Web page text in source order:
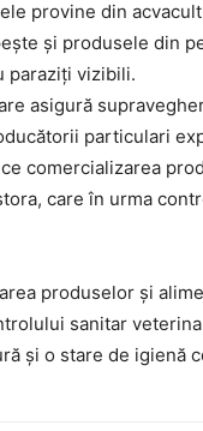
provine din
și produsele din
paraziți vizibili.
asigură
particulari
comercializarea
care în urma
produselor și
sanitar
și o stare de igienă